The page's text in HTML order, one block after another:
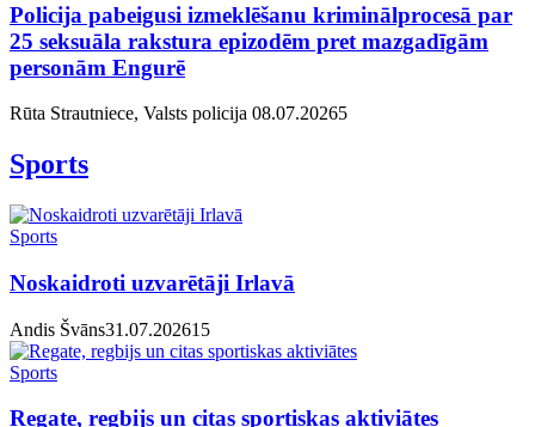
Policija pabeigusi izmeklēšanu kriminālprocesā par
25 seksuāla rakstura epizodēm pret mazgadīgām
personām Engurē
Rūta Strautniece, Valsts policija 08.07.20265
Sports
Sports
Noskaidroti uzvarētāji Irlavā
Andis Švāns31.07.20261 5
Sports
Regate, regbijs un citas sportiskas aktiviātes